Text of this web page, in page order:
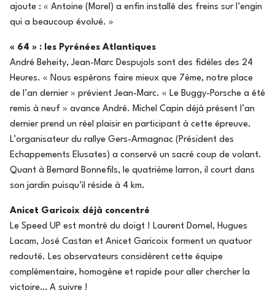
ajoute : « Antoine (Morel) a enfin installé des freins sur l’engin
qui a beaucoup évolué. »
« 64 » : les Pyrénées Atlantiques
André Beheity, Jean-Marc Despujols sont des fidèles des 24
Heures. « Nous espérons faire mieux que 7ème, notre place
de l’an dernier » prévient Jean-Marc. « Le Buggy-Porsche a été
remis à neuf » avance André. Michel Capin déjà présent l’an
dernier prend un réel plaisir en participant à cette épreuve.
L’organisateur du rallye Gers-Armagnac (Président des
Echappements Elusates) a conservé un sacré coup de volant.
Quant à Bernard Bonnefils, le quatrième larron, il court dans
son jardin puisqu’il réside à 4 km.
Anicet Garicoix déjà concentré
Le Speed UP est montré du doigt ! Laurent Dornel, Hugues
Lacam, José Castan et Anicet Garicoix forment un quatuor
redouté. Les observateurs considèrent cette équipe
complémentaire, homogène et rapide pour aller chercher la
victoire… A suivre !